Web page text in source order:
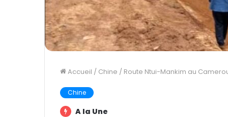
Accueil / Chine / Route Ntui-Mankim au
Chine
A la Une